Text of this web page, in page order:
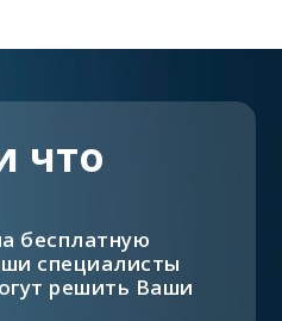
что
бесплатную
специалисты
решить Ваши